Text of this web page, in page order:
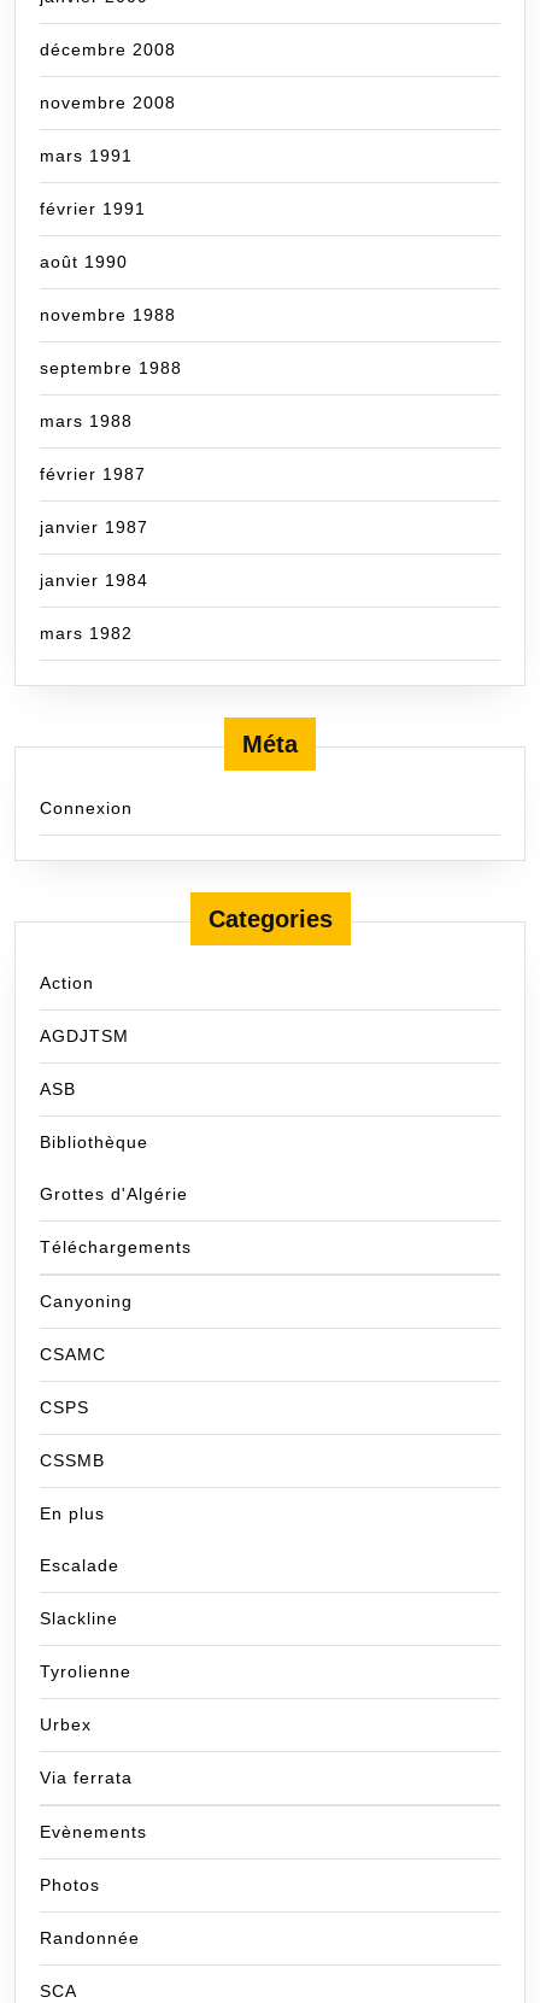
décembre 2008
novembre 2008
mars 1991
février 1991
août 1990
novembre 1988
septembre 1988
mars 1988
février 1987
janvier 1987
janvier 1984
mars 1982
Méta
Connexion
Categories
Action
AGDJTSM
ASB
Bibliothèque
Grottes d'Algérie
Téléchargements
Canyoning
CSAMC
CSPS
CSSMB
En plus
Escalade
Slackline
Tyrolienne
Urbex
Via ferrata
Evènements
Photos
Randonnée
SCA